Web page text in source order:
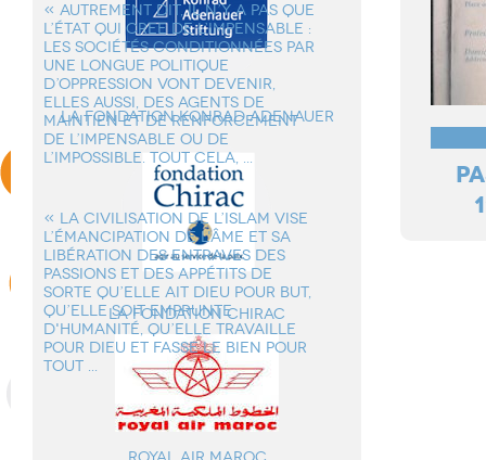
« AUTREMENT DIT, IL N’Y A PAS QUE
L’ÉTAT QUI CREE DE L’IMPENSABLE :
LES SOCIÉTÉS CONDITIONNÉES PAR
UNE LONGUE POLITIQUE
D’OPPRESSION VONT DEVENIR,
ELLES AUSSI, DES AGENTS DE
MAINTIEN ET DE RENFORCEMENT
DE L’IMPENSABLE OU DE
L’IMPOSSIBLE. TOUT CELA, ...
« LA CIVILISATION DE L’ISLAM VISE
L’ÉMANCIPATION DE L'ÂME ET SA
LIBÉRATION DES ENTRAVES DES
PASSIONS ET DES APPÉTITS DE
SORTE QU’ELLE AIT DIEU POUR BUT,
QU’ELLE SOIT EMPRUNTE
D'HUMANITÉ, QU’ELLE TRAVAILLE
POUR DIEU ET FASSE LE BIEN POUR
TOUT ...
la Fondation Konrad Adenauer
La Fondation Chirac